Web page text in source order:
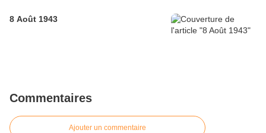
8 Août 1943
Commentaires
Ajouter un commentaire